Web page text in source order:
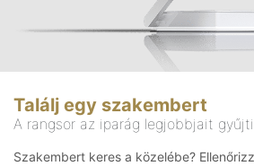
Találj egy szakembert
A rangsor az iparág legjobbjait
Szakembert keres a közelébe?